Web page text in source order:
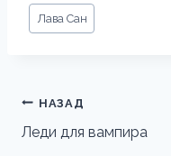
Метки
записи:
Лава Сан
Навигация
по
НАЗАД
Леди для вампира